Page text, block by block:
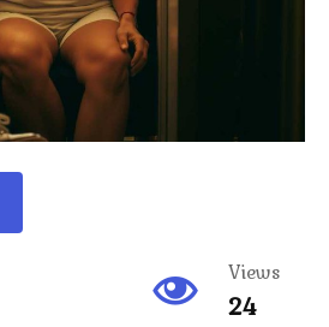
Views
24